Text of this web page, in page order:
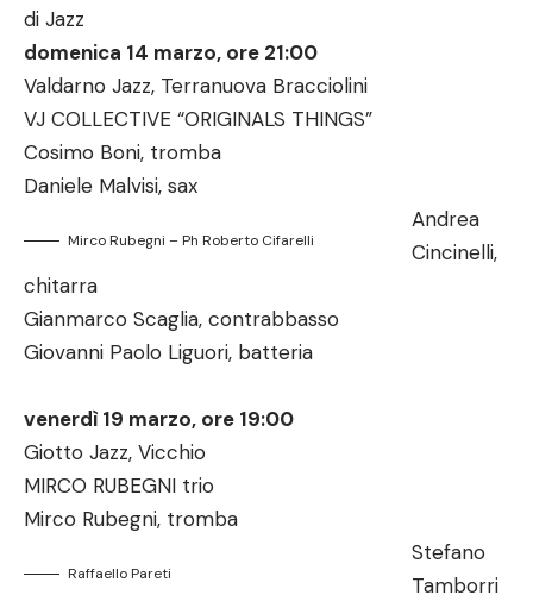
di Jazz
domenica 14 marzo, ore 21:00
Valdarno Jazz, Terranuova Bracciolini
VJ COLLECTIVE “ORIGINALS THINGS”
Cosimo Boni, tromba
Daniele Malvisi, sax
Mirco Rubegni – Ph Roberto Cifarelli
Andrea
Cincinelli,
chitarra
Gianmarco Scaglia, contrabbasso
Giovanni Paolo Liguori, batteria
venerdì 19 marzo, ore 19:00
Giotto Jazz, Vicchio
MIRCO RUBEGNI trio
Mirco Rubegni, tromba
Raffaello Pareti
Stefano
Tamborri